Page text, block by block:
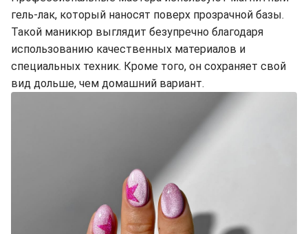
гель-лак, который наносят поверх прозрачной базы.
Такой маникюр выглядит безупречно благодаря
использованию качественных материалов и
специальных техник. Кроме того, он сохраняет свой
вид дольше, чем домашний вариант.